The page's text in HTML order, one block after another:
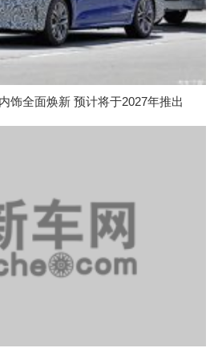
饰全面焕新 预计将于2027年推出